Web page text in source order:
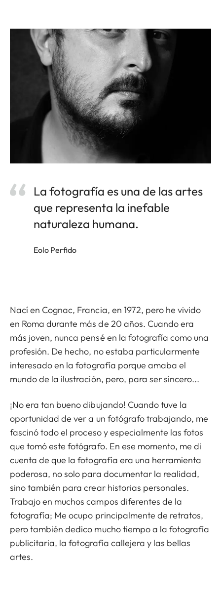
La fotografía es una de las artes
que representa la inefable
naturaleza humana.
Eolo Perfido
Nací en Cognac, Francia, en 1972, pero he vivido
en Roma durante más de 20 años. Cuando era
más joven, nunca pensé en la fotografía como una
profesión. De hecho, no estaba particularmente
interesado en la fotografía porque amaba el
mundo de la ilustración, pero, para ser sincero...
¡No era tan bueno dibujando! Cuando tuve la
oportunidad de ver a un fotógrafo trabajando, me
fascinó todo el proceso y especialmente las fotos
que tomó este fotógrafo. En ese momento, me di
cuenta de que la fotografía era una herramienta
poderosa, no solo para documentar la realidad,
sino también para crear historias personales.
Trabajo en muchos campos diferentes de la
fotografía; Me ocupo principalmente de retratos,
pero también dedico mucho tiempo a la fotografía
publicitaria, la fotografía callejera y las bellas
artes.